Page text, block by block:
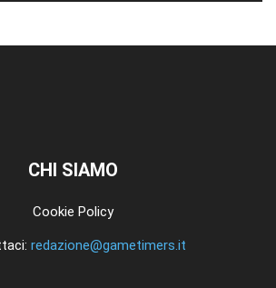
CHI SIAMO
Cookie Policy
redazione@gametimers.it